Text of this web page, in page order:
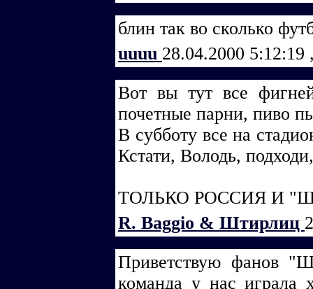
блин так во сколько
uuuu 28.04.2000 5:12:19
Вот вы тут все
почетные парни, пиво
В субботу все на
Кстати, Володь,
ТОЛЬКО РОССИЯ И
R. Baggio & Штирлиц
Приветствую фанов
команда у нас